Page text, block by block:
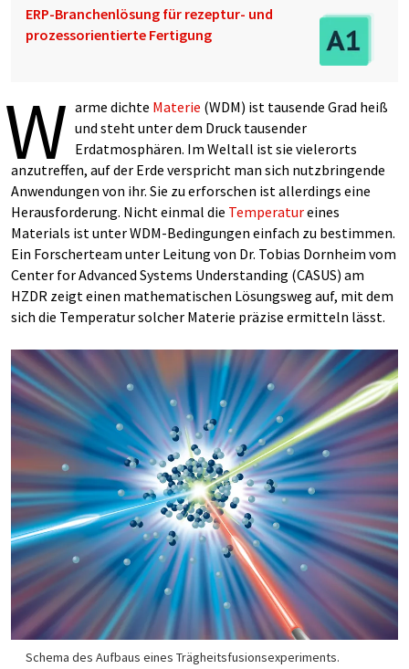
ERP-Branchenlösung für rezeptur- und
prozessorientierte Fertigung
W arme dichte Materie (WDM) ist tausende Grad heiß
und steht unter dem Druck tausender
Erdatmosphären. Im Weltall ist sie vielerorts
anzutreffen, auf der Erde verspricht man sich nutzbringende
Anwendungen von ihr. Sie zu erforschen ist allerdings eine
Herausforderung. Nicht einmal die Temperatureines
Materials ist unter WDM-Bedingungen einfach zu bestimmen.
Ein Forscherteam unter Leitung von Dr. Tobias Dornheim vom
Center for Advanced Systems Understanding (CASUS) am
HZDR zeigt einen mathematischen Lösungsweg auf, mit dem
sich die Temperatur solcher Materie präzise ermitteln lässt.
Schema des Aufbaus eines Trägheitsfusionsexperiments.